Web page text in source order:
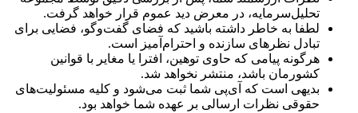
تحلیل‌سرمایه، در معرض دید عموم قرار خواهد گرفت.
لطفا به خاطر داشته باشید که فضای گفت‌وگو، فضایی برای
تبادل نظرهای سازنده و احترام‌آمیز است.
هرگونه پیامی که حاوی توهین، افترا یا مغایر با قوانین
کشورمان باشد، منتشر نخواهد شد.
بدیهی است که آی‌پی شما ثبت می‌شود و کلیه مسئولیت‌های
حقوقی نظرات ارسالی بر عهده شما خواهد بود.